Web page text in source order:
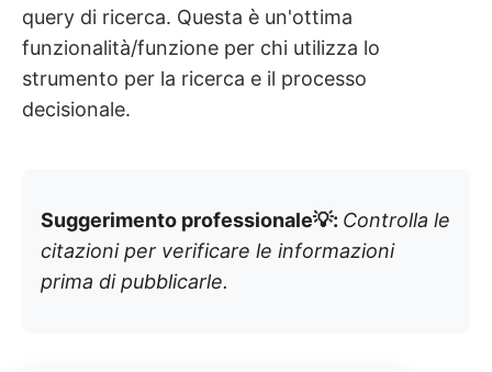
query di ricerca. Questa è un'ottima
funzionalità/funzione per chi utilizza lo
strumento per la ricerca e il processo
decisionale.
Suggerimento professionale💡: Controlla le
citazioni per verificare le informazioni
prima di pubblicarle.